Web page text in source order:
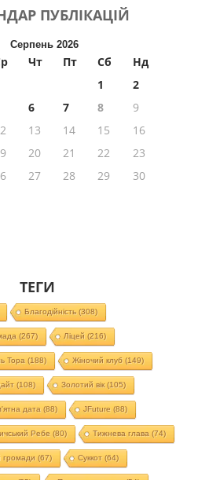
ПУБЛІКАЦІЙ
Серпень 2026
Чт Пт Сб
Нд
1
2
6 7 8
9
13 14 15
16
20 21 22
23
27 28 29
30
ТЕГИ
Благодійність (308)
(267) Ліцей (216)
Тора (188) Жіночий клуб (149)
(108) Золотий вік(105)
дата (88) JFuture (88)
Ребе (80) Тижнева глава (74)
громади (67) Суккот (64)